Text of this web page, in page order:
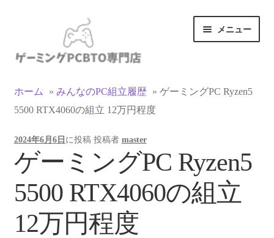
ゲ
ョ
ン
ス
キ
ッ
プ
テ
へ
ス
ッ
プ
メニュー
マイアカウント
支払い
お買い物カゴ
お買い物ガイド
ホーム » みんなのPC組立履歴 » ゲーミングPC Ryzen5
5500 RTX4060の組立 12万円程度
2024年6月6日 に投稿 投稿者 master
ゲーミングPC Ryzen5
5500 RTX4060の組立
12万円程度